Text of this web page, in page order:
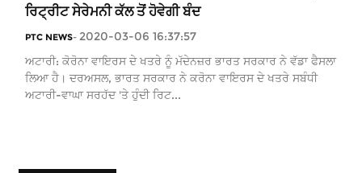
ਰਿਟ੍ਰੀਟ ਸੇਰੇਮਨੀ ਕੱਲ ਤੋਂ ਹੋਵੇਗੀ ਬੰਦ
PTC NEWS- 2020-03-06 16:37:57
ਅਟਾਰੀ: ਕੋਰੋਨਾ ਵਾਇਰਸ ਦੇ ਖਤਰੇ ਨੂੰ ਮੱਦੇਨਜ਼ਰ ਭਾਰਤ ਸਰਕਾਰ ਨੇ ਵੱਡਾ ਫੈਸਲਾ
ਲਿਆ ਹੈ। ਦਰਅਸਲ, ਭਾਰਤ ਸਰਕਾਰ ਨੇ ਕਰੋਨਾ ਵਾਇਰਸ ਦੇ ਖਤਰੇ ਸਬੰਧੀ
ਅਟਾਰੀ-ਵਾਘਾ ਸਰਹੱਦ 'ਤੇ ਹੁੰਦੀ ਰਿਟ...